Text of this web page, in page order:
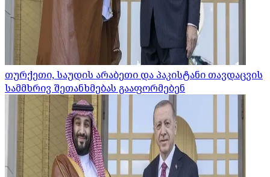
თურქეთი, საუდის არაბეთი და პაკისტანი თავდაცვის
სამმხრივ შეთანხმებას გააფორმებენ